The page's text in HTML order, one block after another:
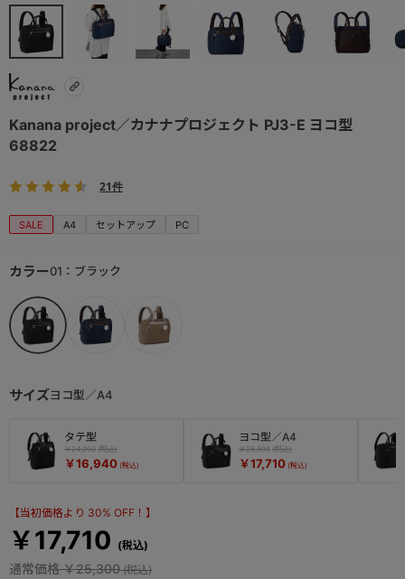
Kanana project／カナナプロジェクト PJ3-E ヨコ型
68822
21件
SALE A4 セットアップ PC
【当初価格より 30% OFF！】
￥17,710
通常価格￥25,300
サイズヨコ型／A4
タテ型
￥24,200
￥16,940
ヨコ型／A4
￥25,300
￥17,710
カラー01：ブラック